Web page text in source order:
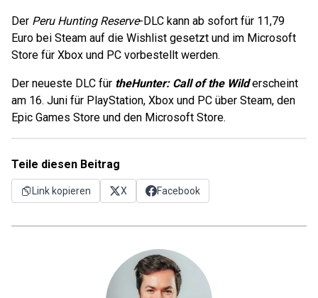
Der Peru Hunting Reserve-DLC kann ab sofort für 11,79
Euro bei Steam auf die Wishlist gesetzt und im Microsoft
Store für Xbox und PC vorbestellt werden.
Der neueste DLC für theHunter: Call of the Wilderscheint
am 16. Juni für PlayStation, Xbox und PC über Steam, den
Epic Games Store und den Microsoft Store.
Teile diesen Beitrag
Link kopieren X Facebook